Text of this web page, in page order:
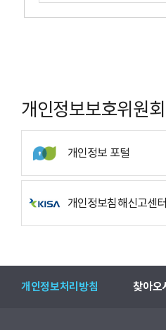
개인정보보호위원
개인정보 포털
개인정보침해신고센터
개인정보처리방침 찾아오